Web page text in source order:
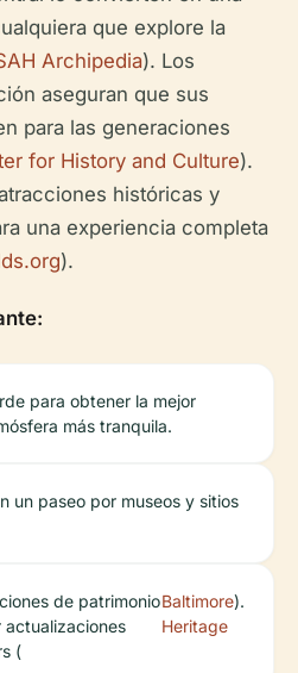
que explore la
Archipedia). Los
aseguran que sus
para las generaciones
for History and Culture).
históricas y
una experiencia completa
).
para obtener la mejor
más tranquila.
un paseo por museos y sitios
de patrimonio
actualizaciones
(
Baltimore
Heritage
).